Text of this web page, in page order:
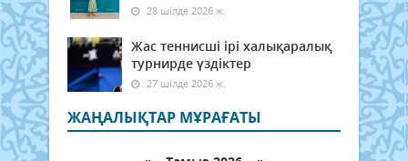
28 шілде 2026 ж.
Жас теннисші ірі халықаралық
турнирде үздіктер
27 шілде 2026 ж.
ЖАҢАЛЫҚТАР МҰРАҒАТЫ